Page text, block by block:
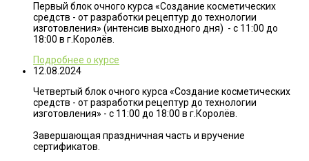
Первый блок очного курса «Создание косметических
средств - от разработки рецептур до технологии
изготовления» (интенсив выходного дня) - с 11:00 до
18:00 в г.Королёв.
Подробнее о курсе
12.08.2024
Четвертый блок очного курса «Создание косметических
средств - от разработки рецептур до технологии
изготовления» - с 11:00 до 18:00 в г.Королёв.
Завершающая праздничная часть и вручение
сертификатов.